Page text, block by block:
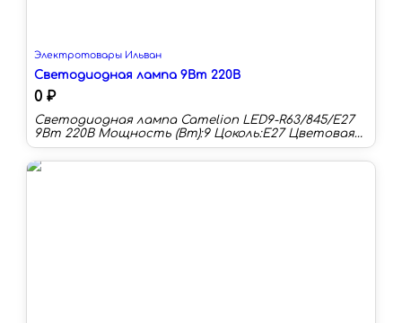
Электротовары Ильван
Светодиодная лампа 9Вт 220В
0 ₽
Светодиодная лампа Camelion LED9-R63/845/E27
9Вт 220В Мощность (Вт):9 Цоколь:E27 Цветовая
температура:4000 К Длина:99 мм Тип колбы:R
Световой поток:830 лм Световая отдача:80 лм/
Вт